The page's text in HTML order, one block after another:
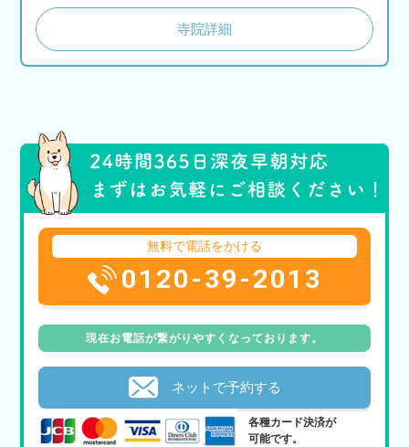
寺院詳細
無料で電話をかける
0120-39-2013
現在お電話が繋がりやすくなっております。
ネットで予約する
各種カード決済が
可能です。